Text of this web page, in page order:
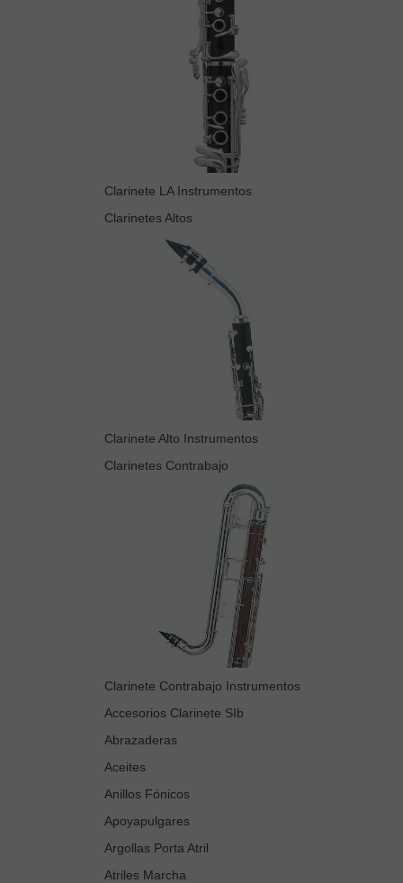
Clarinete LA Instrumentos
Clarinetes Altos
Clarinete Alto Instrumentos
Clarinetes Contrabajo
Clarinete Contrabajo Instrumentos
Accesorios Clarinete SIb
Abrazaderas
Aceites
Anillos Fónicos
Apoyapulgares
Argollas Porta Atril
Atriles Marcha